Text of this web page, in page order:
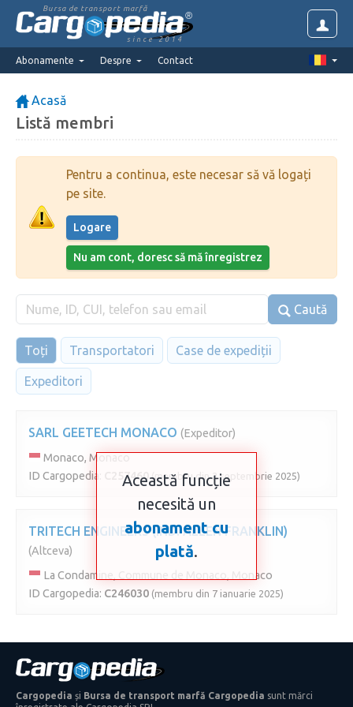
Bursa de transport marfă
since 2014
Abonamente Despre Contact
Acasă
Listă membri
Pentru a continua, este necesar să vă logați
pe site.
Logare
Nu am cont, doresc să mă înregistrez
Caută
Toți Transportatori Case de expediții
Expeditori
SARL GEETECH MONACO (Expeditor)
Monaco, Monaco
ID Cargopedia:
C257460 (membru din 2 septembrie 2025)
TRITECH ENGINEERS (IND. ALLEN FRANKLIN)
(Altceva)
La Condamine, Commune de Monaco, Monaco
ID Cargopedia: C246030 (membru din 7 ianuarie 2025)
Această funcție
necesită un
abonament cu
plată.
Cargopedia și Bursa de transport marfă Cargopedia sunt mărci